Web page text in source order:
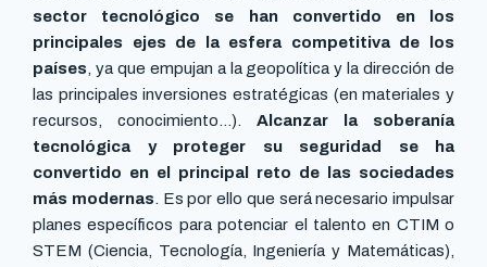
sector tecnológico se han convertido en los
principales ejes de la esfera competitiva de los
países , ya que empujan a la geopolítica y la dirección de
las principales inversiones estratégicas (en materiales y
recursos, conocimiento…). Alcanzar la soberanía
tecnológica y proteger su seguridad se ha
convertido en el principal reto de las sociedades
más modernas . Es por ello que será necesario impulsar
planes específicos para potenciar el talento en CTIM o
STEM (Ciencia, Tecnología, Ingeniería y Matemáticas),